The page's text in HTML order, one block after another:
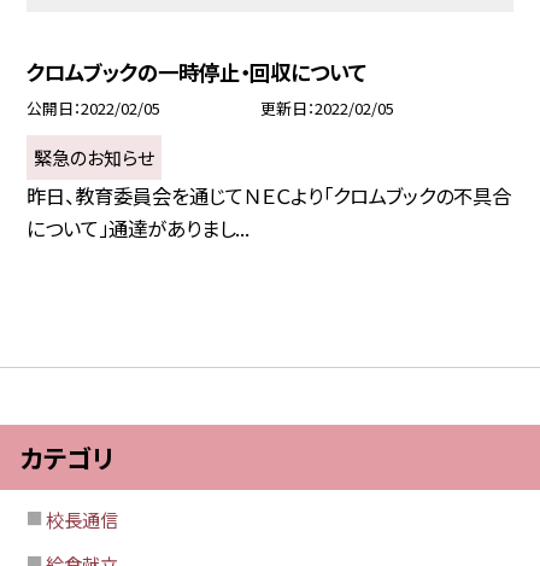
クロムブックの一時停止・回収について
公開日 2022/02/05 更新日 2022/02/05
緊急のお知らせ
昨日、教育委員会を通じてＮＥＣより「クロムブックの不具合
について」通達がありまし...
カテゴリ
校長通信